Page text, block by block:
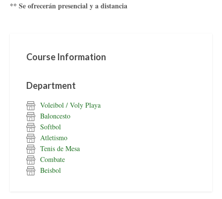
** Se ofrecerán presencial y a distancia
Course Information
Department
Voleibol / Voly Playa
Baloncesto
Softbol
Atletismo
Tenis de Mesa
Combate
Beisbol